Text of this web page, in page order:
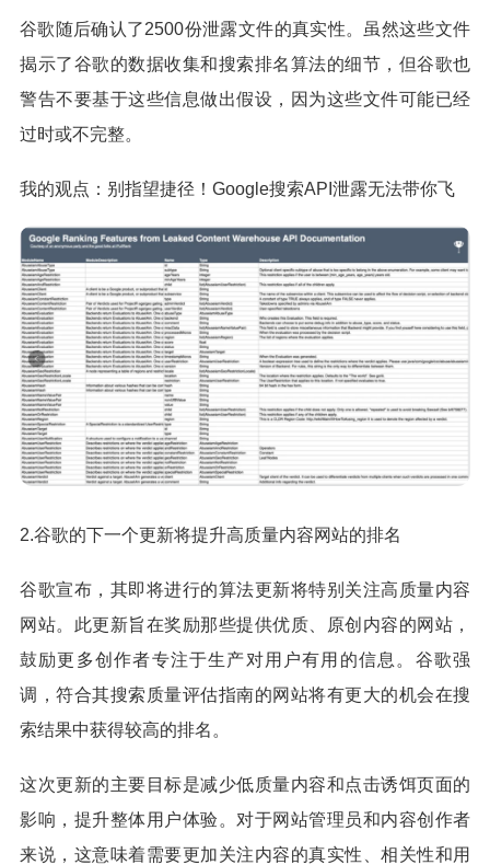
谷歌随后确认了2500份泄露文件的真实性。虽然这些文件
揭示了谷歌的数据收集和搜索排名算法的细节，但谷歌也
警告不要基于这些信息做出假设，因为这些文件可能已经
过时或不完整。
我的观点：别指望捷径！Google搜索API泄露无法带你飞
2.谷歌的下一个更新将提升高质量内容网站的排名
谷歌宣布，其即将进行的算法更新将特别关注高质量内容
网站。此更新旨在奖励那些提供优质、原创内容的网站，
鼓励更多创作者专注于生产对用户有用的信息。谷歌强
调，符合其搜索质量评估指南的网站将有更大的机会在搜
索结果中获得较高的排名。
这次更新的主要目标是减少低质量内容和点击诱饵页面的
影响，提升整体用户体验。对于网站管理员和内容创作者
来说，这意味着需要更加关注内容的真实性、相关性和用